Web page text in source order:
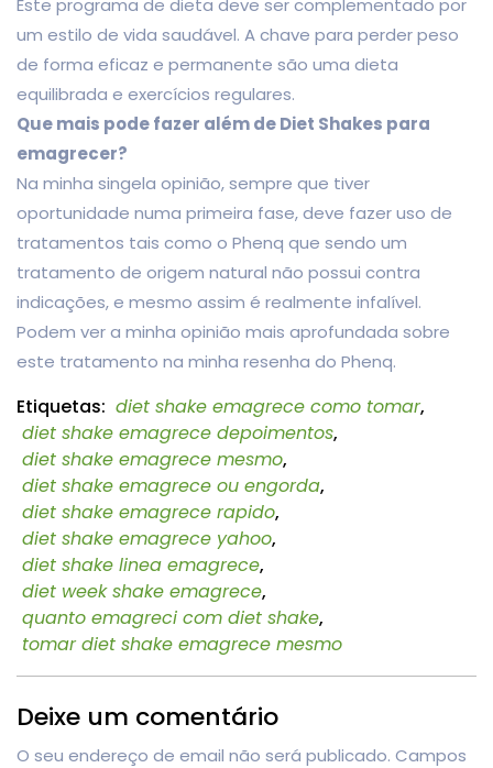
um estilo de vida saudável. A chave para perder peso
de forma eficaz e permanente são uma dieta
equilibrada e exercícios regulares.
Que mais pode fazer além de Diet Shakes para
emagrecer?
Na minha singela opinião, sempre que tiver
oportunidade numa primeira fase, deve fazer uso de
tratamentos tais como o Phenq que sendo um
tratamento de origem natural não possui contra
indicações, e mesmo assim é realmente infalível.
Podem ver a minha opinião mais aprofundada sobre
este tratamento na minha resenha do Phenq.
Etiquetas: diet shake emagrece como tomar,
diet shake emagrece depoimentos,
diet shake emagrece mesmo,
diet shake emagrece ou engorda,
diet shake emagrece rapido,
diet shake emagrece yahoo,
diet shake linea emagrece,
diet week shake emagrece,
quanto emagreci com diet shake,
tomar diet shake emagrece mesmo
Deixe um comentário
O seu endereço de email não será publicado. Campos